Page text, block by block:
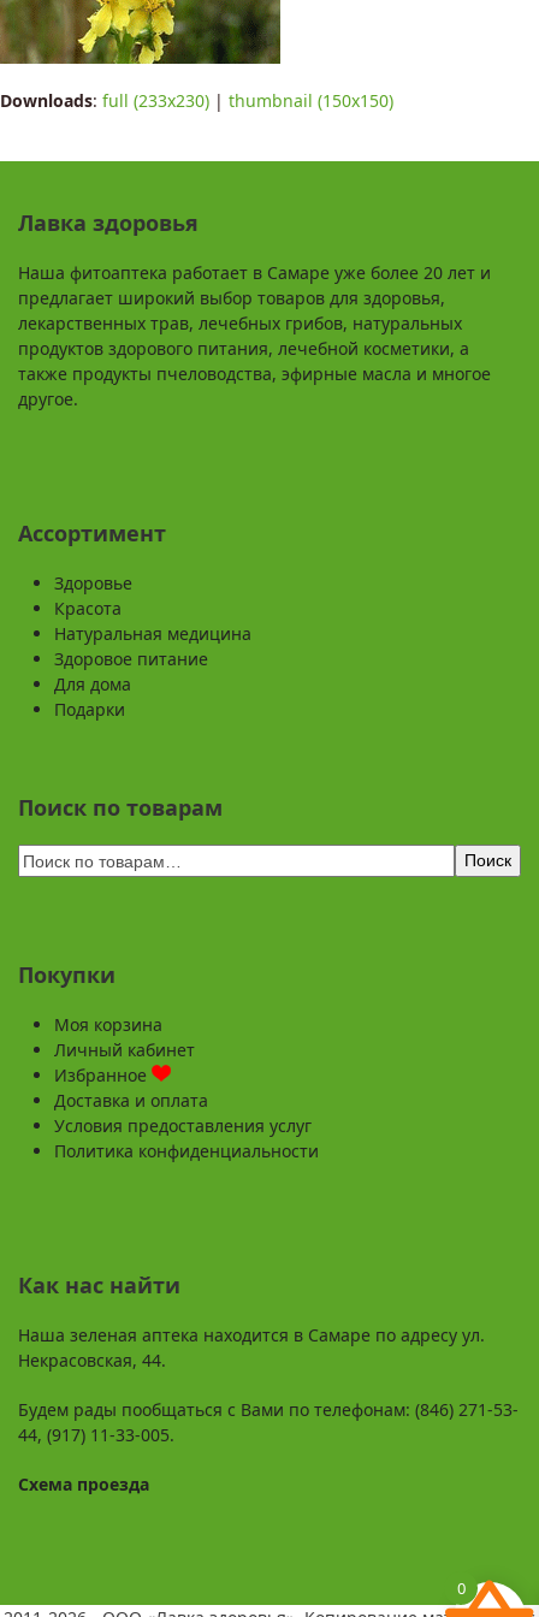
Downloads: full (233x230) | thumbnail (150x150)
Лавка здоровья
Наша фитоаптека работает в Самаре уже более 20 лет и
предлагает широкий выбор товаров для здоровья,
лекарственных трав, лечебных грибов, натуральных
продуктов здорового питания, лечебной косметики, а
также продукты пчеловодства, эфирные масла и многое
другое.
Ассортимент
Здоровье
Красота
Натуральная медицина
Здоровое питание
Для дома
Подарки
Поиск по товарам
Поиск
Покупки
Моя корзина
Личный кабинет
Избранное
Доставка и оплата
Условия предоставления услуг
Политика конфиденциальности
Как нас найти
Наша зеленая аптека находится в Самаре по адресу ул.
Некрасовская, 44.
Будем рады пообщаться с Вами по телефонам: (846) 271-53-
44, (917) 11-33-005.
Схема проезда
0